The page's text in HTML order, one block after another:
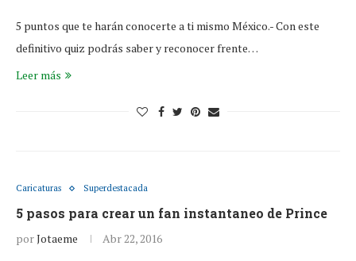
5 puntos que te harán conocerte a ti mismo México.- Con este
definitivo quiz podrás saber y reconocer frente…
Leer más
Caricaturas Superdestacada
5 pasos para crear un fan instantaneo de Prince
porJotaeme Abr 22, 2016